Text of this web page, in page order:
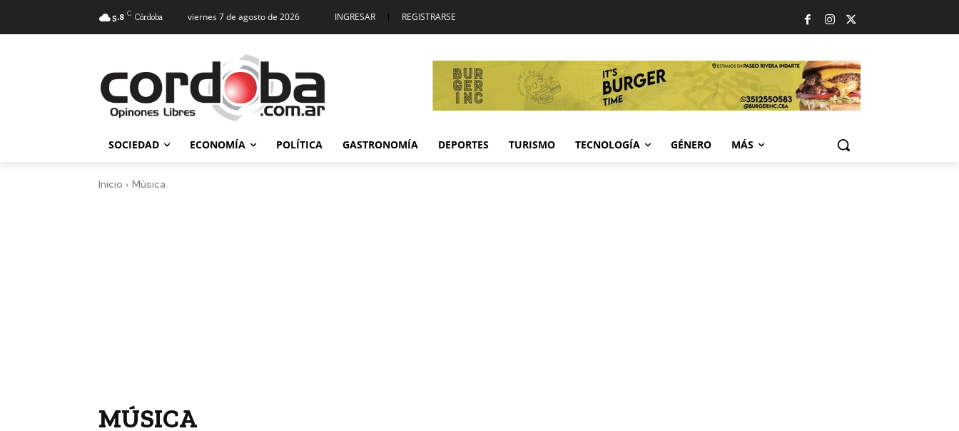
5.8 C Córdoba viernes 7 de agosto de 2026 INGRESAR | REGISTRARSE
SOCIEDAD ECONOMÍA POLÍTICA GASTRONOMÍA DEPORTES TURISMO TECNOLOGÍA GÉNERO MÁS
Inicio Música
MÚSICA